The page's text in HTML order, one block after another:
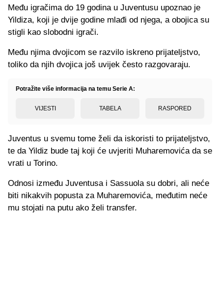
Među igračima do 19 godina u Juventusu upoznao je
Yildiza, koji je dvije godine mlađi od njega, a obojica su
stigli kao slobodni igrači.
Među njima dvojicom se razvilo iskreno prijateljstvo,
toliko da njih dvojica još uvijek često razgovaraju.
Potražite više informacija na temu Serie A:
VIJESTI TABELA RASPORED
Juventus u svemu tome želi da iskoristi to prijateljstvo,
te da Yildiz bude taj koji će uvjeriti Muharemovića da se
vrati u Torino.
Odnosi između Juventusa i Sassuola su dobri, ali neće
biti nikakvih popusta za Muharemovića, međutim neće
mu stojati na putu ako želi transfer.